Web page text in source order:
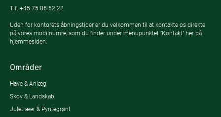
Tlf. +45 75 86 62 22
Uden for kontorets åbningstider er du velkommen til at kontakte os direkte
på vores mobilnumre, som du finder under menupunktet "Kontakt" her på
hjemmesiden.
Områder
Have & Anlæg
Skov & Landskab
Juletræer & Pyntegrønt